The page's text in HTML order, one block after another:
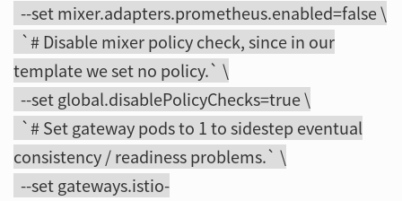
--set mixer.adapters.prometheus.enabled=false \
`# Disable mixer policy check, since in our
template we set no policy.` \
--set global.disablePolicyChecks=true \
`# Set gateway pods to 1 to sidestep eventual
consistency / readiness problems.` \
--set gateways.istio-